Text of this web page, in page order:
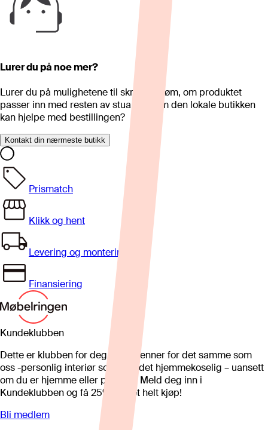
Lurer du på noe mer?
Lurer du på mulighetene til skreddersøm, om produktet
passer inn med resten av stua eller om den lokale butikken
kan hjelpe med bestillingen?
Kontakt din nærmeste butikk
Prismatch
Klikk og hent
Levering og montering
Finansiering
Kundeklubben
Dette er klubben for deg som brenner for det samme som
oss -personlig interiør som gjør det hjemmekoselig – uansett
om du er hjemme eller på hytta. Meld deg inn i
Kundeklubben og få 25%* på et helt kjøp!
Bli medlem